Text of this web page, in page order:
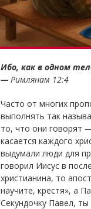
Ибо, как в одном
— Римлянам 12:4
Часто от многих
выполнять так
то, что они говорят
касается каждого
выдумали люди для
говорил Иисус в
христианина, то
научите, крестя», а
Секундочку Павел,